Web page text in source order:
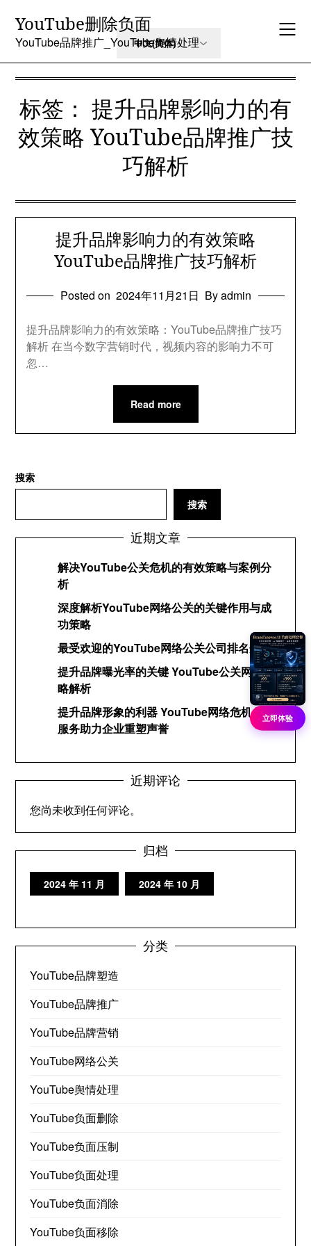
content
YouTube删除负面
YouTube品牌推广_YouTube舆情处理
标签： 提升品牌影响力的有
效策略 YouTube品牌推广技
巧解析
提升品牌影响力的有效策略
YouTube品牌推广技巧解析
Posted on 2024年11月21日 By admin
提升品牌影响力的有效策略：YouTube品牌推广技巧
解析 在当今数字营销时代，视频内容的影响力不可
忽…
Read more
搜索
搜索
近期文章
解决YouTube公关危机的有效策略与案例分
析
深度解析YouTube网络公关的关键作用与成
功策略
最受欢迎的YouTube网络公关公司排名分析
提升品牌曝光率的关键 YouTube公关网络策
略解析
提升品牌形象的利器 YouTube网络危机公关
服务助力企业重塑声誉
近期评论
您尚未收到任何评论。
归档
2024 年 11 月 2024 年 10 月
分类
YouTube品牌塑造
YouTube品牌推广
YouTube品牌营销
YouTube网络公关
YouTube舆情处理
YouTube负面删除
YouTube负面压制
YouTube负面处理
YouTube负面消除
YouTube负面移除
立即体验